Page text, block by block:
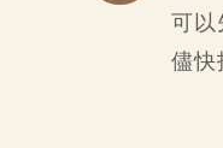
可以
儘快